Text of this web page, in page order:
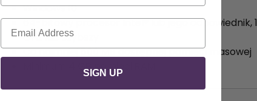
Windows 10
64-bitowy procesor Intel® lub jego odpowiednik, 1
GHz lub szybszy
Co najmniej500 MBdostępnej pamięci masowej
4 GBpamięci
E-mail
SIGN UP